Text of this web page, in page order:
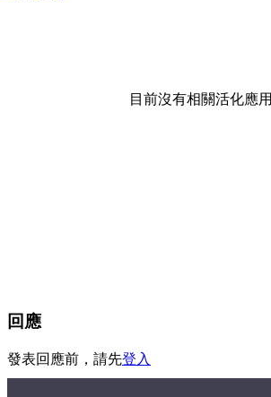
目前沒有相關活化應用
回應
發表回應前，請先登入